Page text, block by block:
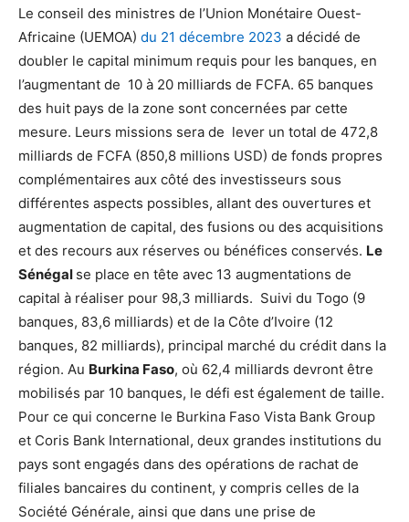
Le conseil des ministres de l’Union Monétaire Ouest-
Africaine (UEMOA) du 21 décembre 2023 a décidé de
doubler le capital minimum requis pour les banques, en
l’augmentant de 10 à 20 milliards de FCFA. 65 banques
des huit pays de la zone sont concernées par cette
mesure. Leurs missions sera de lever un total de 472,8
milliards de FCFA (850,8 millions USD) de fonds propres
complémentaires aux côté des investisseurs sous
différentes aspects possibles, allant des ouvertures et
augmentation de capital, des fusions ou des acquisitions
et des recours aux réserves ou bénéfices conservés. Le
Sénégal se place en tête avec 13 augmentations de
capital à réaliser pour 98,3 milliards. Suivi du Togo (9
banques, 83,6 milliards) et de la Côte d’Ivoire (12
banques, 82 milliards), principal marché du crédit dans la
région. Au Burkina Faso, où 62,4 milliards devront être
mobilisés par 10 banques, le défi est également de taille.
Pour ce qui concerne le Burkina Faso Vista Bank Group
et Coris Bank International, deux grandes institutions du
pays sont engagés dans des opérations de rachat de
filiales bancaires du continent, y compris celles de la
Société Générale, ainsi que dans une prise de